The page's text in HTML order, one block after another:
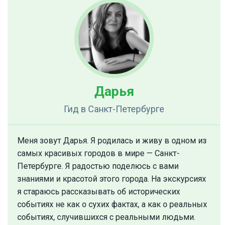
Дарья
Гид в Санкт-Петербурге
Меня зовут Дарья. Я родилась и живу в одном из
самых красивых городов в мире — Санкт-
Петербурге. Я радостью поделюсь с вами
знаниями и красотой этого города. На экскурсиях
я стараюсь рассказывать об исторических
событиях не как о сухих фактах, а как о реальных
событиях, случившихся с реальными людьми.